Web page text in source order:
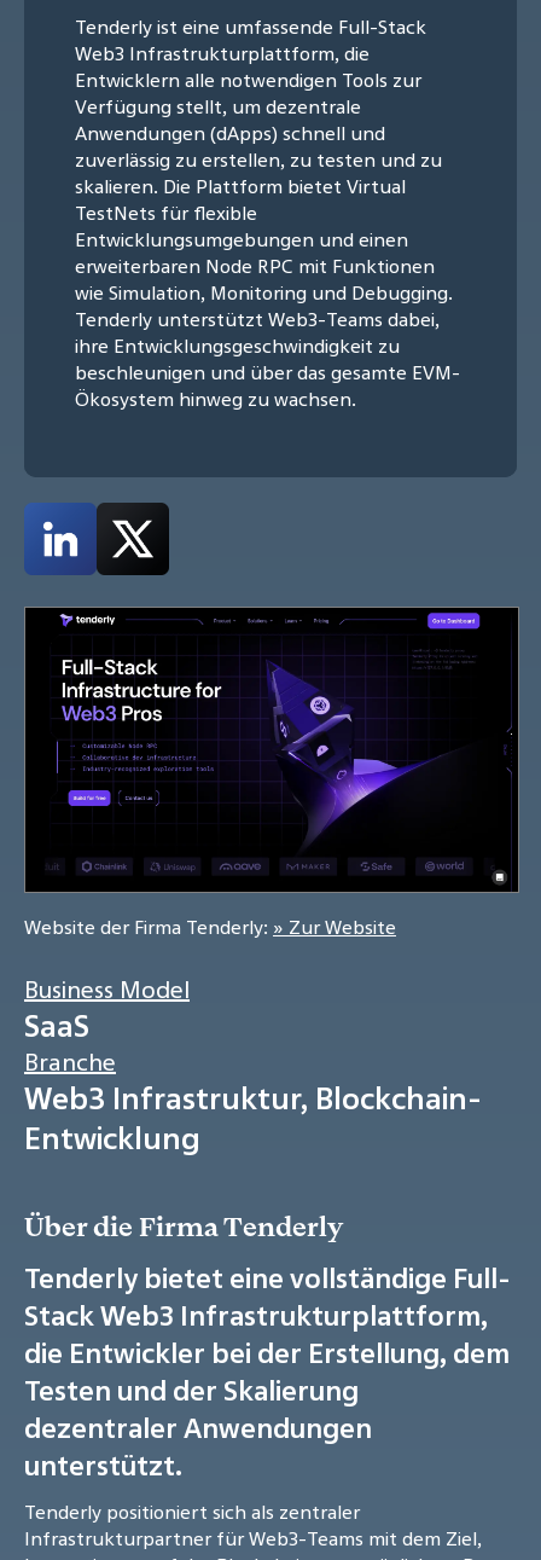
Tenderly ist eine umfassende Full-Stack
Web3 Infrastrukturplattform, die
Entwicklern alle notwendigen Tools zur
Verfügung stellt, um dezentrale
Anwendungen (dApps) schnell und
zuverlässig zu erstellen, zu testen und zu
skalieren. Die Plattform bietet Virtual
TestNets für flexible
Entwicklungsumgebungen und einen
erweiterbaren Node RPC mit Funktionen
wie Simulation, Monitoring und Debugging.
Tenderly unterstützt Web3-Teams dabei,
ihre Entwicklungsgeschwindigkeit zu
beschleunigen und über das gesamte EVM-
Ökosystem hinweg zu wachsen.
Website der Firma Tenderly: » Zur Website
Business Model
SaaS
Branche
Web3 Infrastruktur, Blockchain-
Entwicklung
Über die Firma Tenderly
Tenderly bietet eine vollständige Full-
Stack Web3 Infrastrukturplattform,
die Entwickler bei der Erstellung, dem
Testen und der Skalierung
dezentraler Anwendungen
unterstützt.
Tenderly positioniert sich als zentraler
Infrastrukturpartner für Web3-Teams mit dem Ziel,